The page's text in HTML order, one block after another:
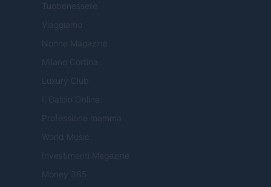
Tuobenessere
Viaggiamo
Nonne Magazine
Milano Cortina
Luxury Club
Il Calcio Online
Professione mamma
World Music
Investimenti Magazine
Money 365